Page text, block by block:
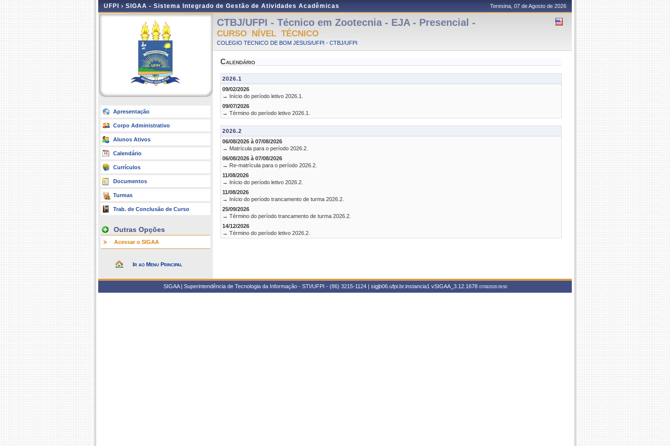
UFPI › SIGAA - Sistema Integrado de Gestão de Atividades Acadêmicas Teresina, 07 de Agosto de 2026
Apresentação
Corpo Administrativo
Alunos Ativos
Calendário
Currículos
Documentos
Turmas
Trab. de Conclusão de Curso
Outras Opções
Acessar o SIGAA
Ir ao Menu Principal
CTBJ/UFPI - Técnico em Zootecnia - EJA - Presencial -
CURSO NÍVEL TÉCNICO
COLEGIO TECNICO DE BOM JESUS/UFPI - CTBJ/UFPI
Calendário
2026.1
09/02/2026
→ Início do período letivo 2026.1.
09/07/2026
→ Término do período letivo 2026.1.
2026.2
06/08/2026 à 07/08/2026
→ Matrícula para o período 2026.2.
06/08/2026 à 07/08/2026
→ Re-matrícula para o período 2026.2.
11/08/2026
→ Início do período letivo 2026.2.
11/08/2026
→ Início do período trancamento de turma 2026.2.
25/09/2026
→ Término do período trancamento de turma 2026.2.
14/12/2026
→ Término do período letivo 2026.2.
SIGAA | Superintendência de Tecnologia da Informação - STI/UFPI - (86) 3215-1124 | sigjb06.ufpi.br.instancia1 vSIGAA_3.12.1678 07/08/2026 09:50